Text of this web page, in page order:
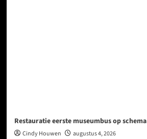
Restauratie eerste museumbus op schema
Cindy Houwen
augustus 4, 2026